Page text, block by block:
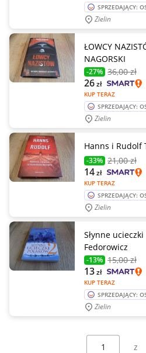
SPRZEDAJĄCY:
Zielin
ŁOWCY
NAGORSKI
-27% 36,00 zł
KUP TERAZ
26zł
SPRZEDAJĄCY:
Zielin
Hanns i Rudolf
-33% 21,00 zł
KUP TERAZ
14zł
SPRZEDAJĄCY:
Zielin
Słynne
Fedorowicz
-13% 15,00 zł
KUP TERAZ
13zł
SPRZEDAJĄCY:
Zielin
Wybierz stronę: